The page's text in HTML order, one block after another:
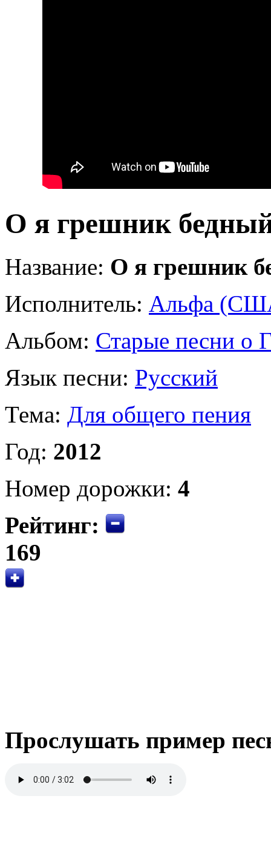
О я грешник
Название: О я грешник
Исполнитель: Альфа
Альбом: Старые песни о
Язык песни: Русский
Тема: Для общего пения
Год: 2012
Номер дорожки: 4
Рейтинг:
169
Прослушать пример